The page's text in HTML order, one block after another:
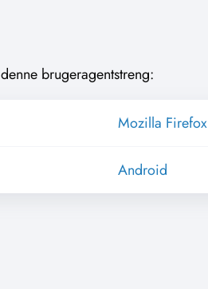
brugeragentstreng:
Mozilla Firefox
Android